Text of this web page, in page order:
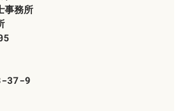
事務所
37-9